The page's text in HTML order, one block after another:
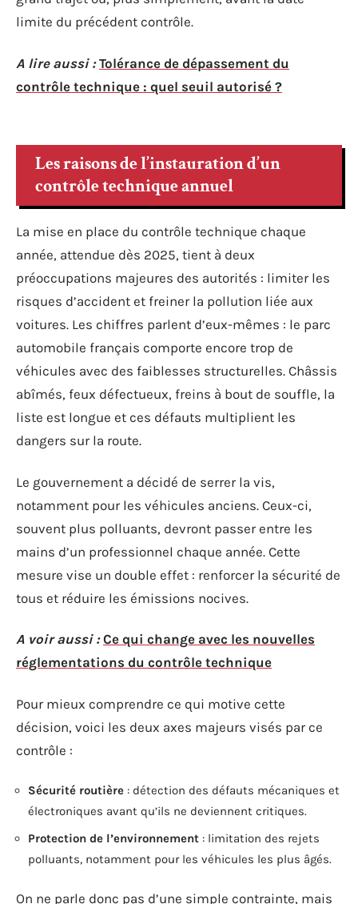
limite du précédent contrôle.
A lire aussi : Tolérance de dépassement du
contrôle technique : quel seuil autorisé ?
Les raisons de l’instauration d’un
contrôle technique annuel
La mise en place du contrôle technique chaque
année, attendue dès 2025, tient à deux
préoccupations majeures des autorités : limiter les
risques d’accident et freiner la pollution liée aux
voitures. Les chiffres parlent d’eux-mêmes : le parc
automobile français comporte encore trop de
véhicules avec des faiblesses structurelles. Châssis
abîmés, feux défectueux, freins à bout de souffle, la
liste est longue et ces défauts multiplient les
dangers sur la route.
Le gouvernement a décidé de serrer la vis,
notamment pour les véhicules anciens. Ceux-ci,
souvent plus polluants, devront passer entre les
mains d’un professionnel chaque année. Cette
mesure vise un double effet : renforcer la sécurité de
tous et réduire les émissions nocives.
A voir aussi : Ce qui change avec les nouvelles
réglementations du contrôle technique
Pour mieux comprendre ce qui motive cette
décision, voici les deux axes majeurs visés par ce
contrôle :
Sécurité routière : détection des défauts mécaniques et
électroniques avant qu’ils ne deviennent critiques.
Protection de l’environnement : limitation des rejets
polluants, notamment pour les véhicules les plus âgés.
On ne parle donc pas d’une simple contrainte, mais